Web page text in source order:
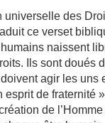
universelle des
ce verset
naissent
Ils sont doués
agir les uns
esprit de fraternité
de